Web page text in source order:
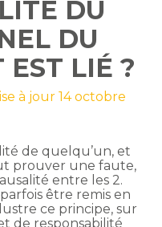
DU
DU
EST LIÉ ?
à jour 14 octobre
de quelqu’un, et
prouver une faute,
entre les 2.
être remis en
ce principe, sur
de responsabilité